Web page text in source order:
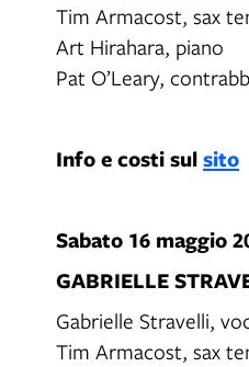
Tim Armacost, sax
Art Hirahara, piano
Pat O’Leary,
Info e costi sulsito
Sabato 16 maggio
GABRIELLE
Gabrielle Stravelli,
Tim Armacost, sax